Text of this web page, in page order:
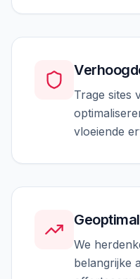
Trage sites
vloeiende
We
belangrijke